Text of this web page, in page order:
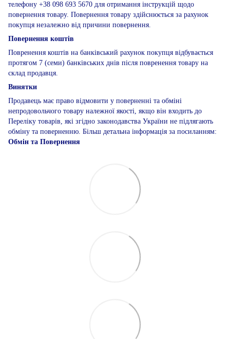
телефону +38 098 693 5670 для отримання інструкцій щодо
повернення товару. Повернення товару здійснюється за рахунок
покупця незалежно від причини повернення.
Повернення коштів
Повренення коштів на банківський рахунок покупця відбувається
протягом 7 (семи) банківських днів після повренення товару на
склад продавця.
Винятки
Продавець має право відмовити у поверненні та обміні
непродовольчого товару належної якості, якщо він входить до
Переліку товарів, які згідно законодавства України не підлягають
обміну та поверненню. Більш детальна інформація за посиланням:
Обмін та Повернення